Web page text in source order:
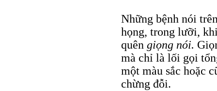
Những bệnh nói
họng, trong lưỡi,
quên giọng nói.
mà chỉ là lối gọi
một màu sắc hoặc
chừng đỗi.